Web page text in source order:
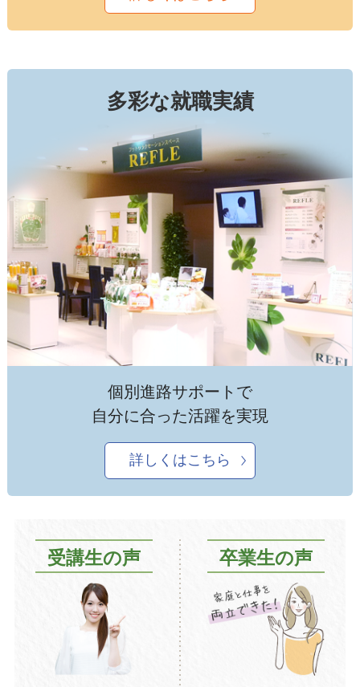
多彩な就職実績
個別進路サポートで
自分に合った活躍を実現
詳しくはこちら
受講生の声 卒業生の声